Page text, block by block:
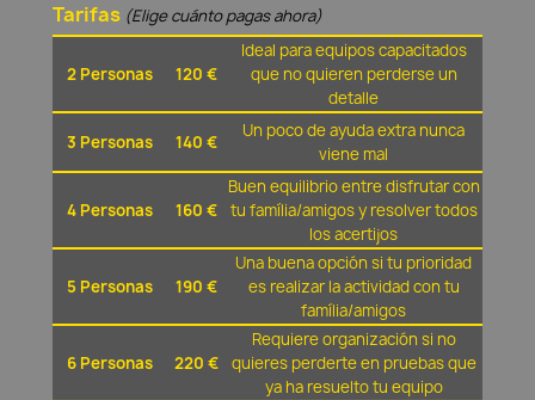
Tarifas (Elige cuánto pagas ahora)
2 Personas 120 €
Ideal para equipos capacitados
que no quieren perderse un
detalle
3 Personas 140 €
Un poco de ayuda extra nunca
viene mal
4 Personas 160 €
Buen equilibrio entre disfrutar con
tu família/amigos y resolver todos
los acertijos
5 Personas 190 €
Una buena opción si tu prioridad
es realizar la actividad con tu
família/amigos
6 Personas 220 €
Requiere organización si no
quieres perderte en pruebas que
ya ha resuelto tu equipo